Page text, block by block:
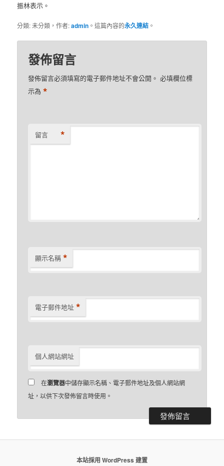
振林表示。
分類: 未分類，作者:admin 。這篇內容的永久連結 。
發佈留言
發佈留言必須填寫的電子郵件地址不會公開。 必填欄位標
示為*
留言 *
顯示名稱 *
電子郵件地址 *
個人網站網址
在瀏覽器中儲存顯示名稱、電子郵件地址及個人網站網
址，以供下次發佈留言時使用。
本站採用 WordPress 建置